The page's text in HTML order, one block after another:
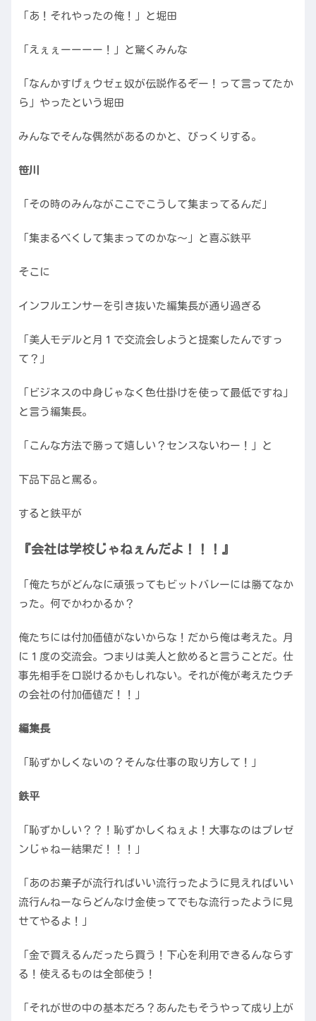
「あ！それやったの俺！」と堀田
「えぇぇーーーー！」と驚くみんな
「なんかすげぇウゼェ奴が伝説作るぞー！って言ってたか
ら」やったという堀田
みんなでそんな偶然があるのかと、びっくりする。
笹川
「その時のみんながここでこうして集まってるんだ」
「集まるべくして集まってのかな〜」と喜ぶ鉄平
そこに
インフルエンサーを引き抜いた編集長が通り過ぎる
「美人モデルと月１で交流会しようと提案したんですっ
て？」
「ビジネスの中身じゃなく色仕掛けを使って最低ですね」
と言う編集長。
「こんな方法で勝って嬉しい？センスないわー！」と
下品下品と罵る。
すると鉄平が
『会社は学校じゃねぇんだよ！！！』
「俺たちがどんなに頑張ってもビットバレーには勝てなか
った。何でかわかるか？
俺たちには付加価値がないからな！だから俺は考えた。月
に１度の交流会。つまりは美人と飲めると言うことだ。仕
事先相手を口説けるかもしれない。それが俺が考えたウチ
の会社の付加価値だ！！」
編集長
「恥ずかしくないの？そんな仕事の取り方して！」
鉄平
「恥ずかしい？？！恥ずかしくねぇよ！大事なのはプレゼ
ンじゃねー結果だ！！！」
「あのお菓子が流行ればいい流行ったように見えればいい
流行んねーならどんなけ金使ってでもな流行ったように見
せてやるよ！」
「金で買えるんだったら買う！下心を利用できるんならす
る！使えるものは全部使う！
「それが世の中の基本だろ？あんたもそうやって成り上が